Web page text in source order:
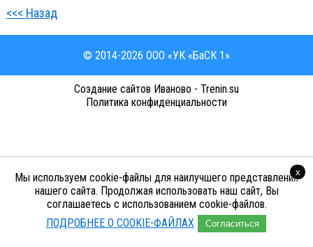
<<< Назад
© 2014-2026 ООО «УК «БаСК 1»
Cоздание сайтов Иваново - Trenin.su
Политика конфиденциальности
Мы используем cookie-файлы для наилучшего представления
нашего сайта. Продолжая использовать наш сайт, Вы
соглашаетесь с использованием cookie-файлов.
ПОДРОБНЕЕ О COOKIE-ФАЙЛАХ
Согласиться
x